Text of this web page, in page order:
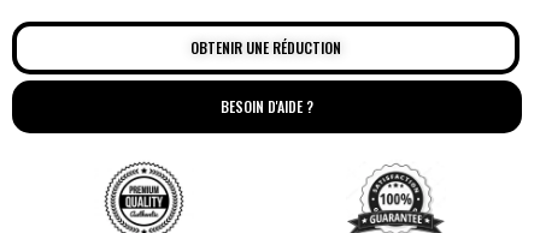
OBTENIR UNE RÉDUCTION
BESOIN D'AIDE ?